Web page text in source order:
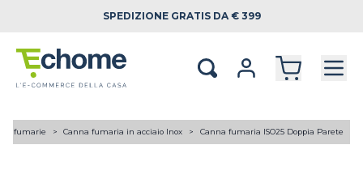
SPEDIZIONE GRATIS DA € 399
fumarie Canna fumaria in acciaio Inox Canna fumaria ISO25 Doppia Parete